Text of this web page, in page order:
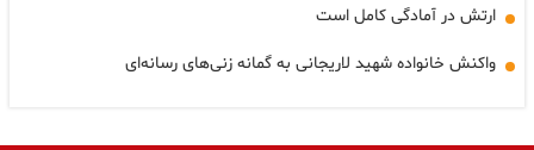
ارتش در آمادگی کامل است
واکنش خانواده شهید لاریجانی به گمانه زنی‌های رسانه‌ای